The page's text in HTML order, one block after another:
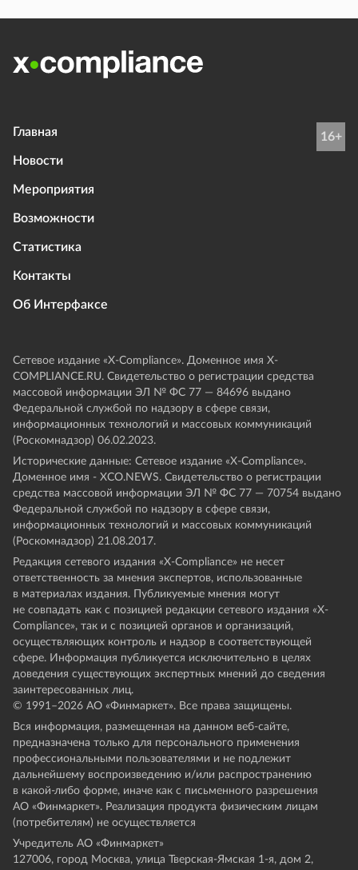
Главная
Новости
Мероприятия
Возможности
Статистика
Контакты
Об Интерфаксе
16+
Сетевое издание «Х-Compliance». Доменное имя X-
COMPLIANCE.RU. Свидетельство о регистрации средства
массовой информации ЭЛ № ФС 77 — 84696 выдано
Федеральной службой по надзору в сфере связи,
информационных технологий и массовых коммуникаций
(Роскомнадзор) 06.02.2023.
Исторические данные: Сетевое издание «Х-Compliance».
Доменное имя - XCO.NEWS. Свидетельство о регистрации
средства массовой информации ЭЛ № ФС 77 — 70754 выдано
Федеральной службой по надзору в сфере связи,
информационных технологий и массовых коммуникаций
(Роскомнадзор) 21.08.2017.
Редакция сетевого издания «X-Compliance» не несет
ответственность за мнения экспертов, использованные
в материалах издания. Публикуемые мнения могут
не совпадать как с позицией редакции сетевого издания «X-
Compliance», так и с позицией органов и организаций,
осуществляющих контроль и надзор в соответствующей
сфере. Информация публикуется исключительно в целях
доведения существующих экспертных мнений до сведения
заинтересованных лиц.
© 1991–2026 АО «Финмаркет». Все права защищены.
Вся информация, размещенная на данном веб-сайте,
предназначена только для персонального применения
профессиональными пользователями и не подлежит
дальнейшему воспроизведению и/или распространению
в какой-либо форме, иначе как с письменного разрешения
АО «Финмаркет». Реализация продукта физическим лицам
(потребителям) не осуществляется
Учредитель АО «Финмаркет»
127006, город Москва, улица Тверская-Ямская 1-я, дом 2,